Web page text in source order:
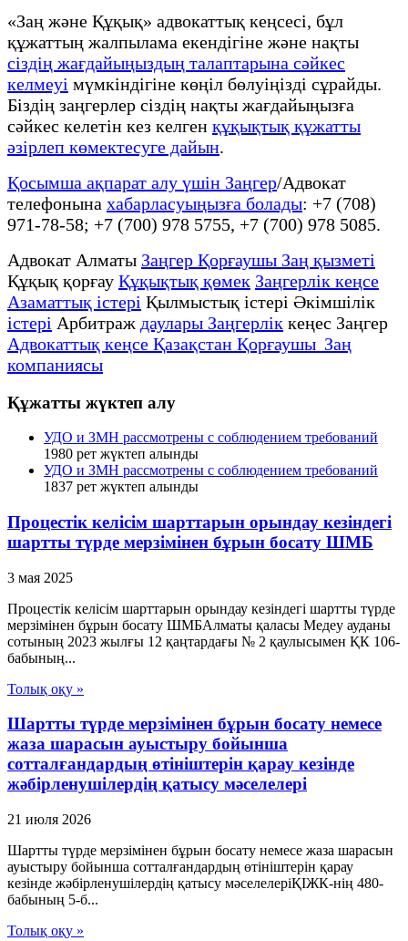
«Заң және Құқық» адвокаттық кеңсесі, бұл
құжаттың жалпылама екендігіне және нақты
сіздің жағдайыңыздың талаптарына сәйкес
келмеуі мүмкіндігіне көңіл бөлуіңізді сұрайды.
Біздің заңгерлер сіздің нақты жағдайыңызға
сәйкес келетін кез келген құқықтық құжатты
әзірлеп көмектесуге дайын.
Қосымша ақпарат алу үшін Заңгер/Адвокат
телефонына хабарласуыңызға болады: +7 (708)
971-78-58; +7 (700) 978 5755, +7 (700) 978 5085.
Адвокат Алматы Заңгер Қорғаушы Заң қызметі
Құқық қорғау Құқықтық қөмек Заңгерлік кеңсе
Азаматтық істері Қылмыстық істері Әкімшілік
істері Арбитраж даулары Заңгерлік кеңес Заңгер
Адвокаттық кеңсе Қазақстан Қорғаушы Заң
компаниясы
Құжатты жүктеп алу
УДО и ЗМН рассмотрены с соблюдением требований
1980 рет жүктеп алынды
УДО и ЗМН рассмотрены с соблюдением требований
1837 рет жүктеп алынды
Процестік келісім шарттарын орындау кезіндегі
шартты түрде мерзімінен бұрын босату ШМБ
3 мая 2025
Процестік келісім шарттарын орындау кезіндегі шартты түрде
мерзімінен бұрын босату ШМБАлматы қаласы Медеу ауданы
сотының 2023 жылғы 12 қаңтардағы № 2 қаулысымен ҚК 106-
бабының...
Толық оқу »
Шартты түрде мерзімінен бұрын босату немесе
жаза шарасын ауыстыру бойынша
сотталғандардың өтініштерін қарау кезінде
жәбірленушілердің қатысу мәселелері
21 июля 2026
Шартты түрде мерзімінен бұрын босату немесе жаза шарасын
ауыстыру бойынша сотталғандардың өтініштерін қарау
кезінде жәбірленушілердің қатысу мәселелеріҚІЖК-нің 480-
бабының 5-б...
Толық оқу »